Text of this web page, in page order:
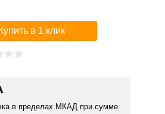
Купить в 1 клик
в пределах МКАД при сумме